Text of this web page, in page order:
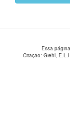
Essa
Citação: Giehl,